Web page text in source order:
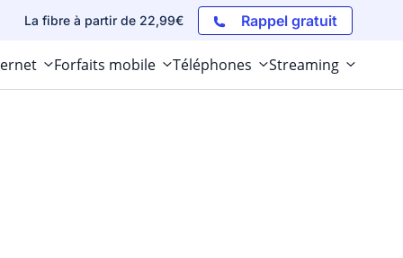
La fibre à partir de 22,99€ Rappel gratuit
Forfaits mobile Téléphones Streaming